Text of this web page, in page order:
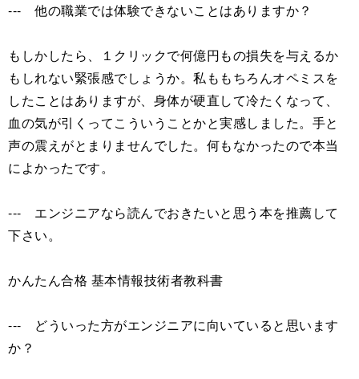
--- 他の職業では体験できないことはありますか？
もしかしたら、１クリックで何億円もの損失を与えるか
もしれない緊張感でしょうか。私ももちろんオペミスを
したことはありますが、身体が硬直して冷たくなって、
血の気が引くってこういうことかと実感しました。手と
声の震えがとまりませんでした。何もなかったので本当
によかったです。
--- エンジニアなら読んでおきたいと思う本を推薦して
下さい。
かんたん合格 基本情報技術者教科書
--- どういった方がエンジニアに向いていると思います
か？